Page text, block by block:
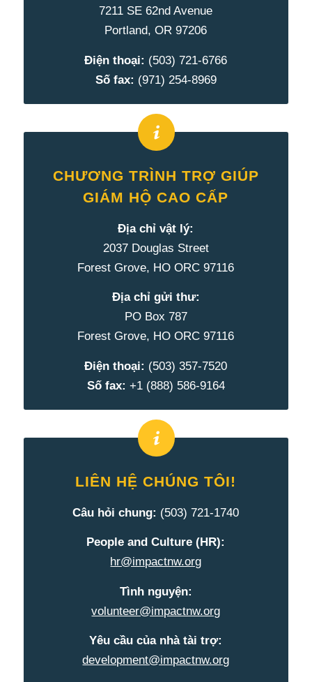
7211 SE 62nd Avenue
Portland, OR 97206
Điện thoại: (503) 721-6766
Số fax: (971) 254-8969
CHƯƠNG TRÌNH TRỢ GIÚP
GIÁM HỘ CAO CẤP
Địa chỉ vật lý:
2037 Douglas Street
Forest Grove, HO ORC 97116
Địa chỉ gửi thư:
PO Box 787
Forest Grove, HO ORC 97116
Điện thoại: (503) 357-7520
Số fax: +1 (888) 586-9164
LIÊN HỆ CHÚNG TÔI!
Câu hỏi chung: (503) 721-1740
People and Culture (HR):
hr@impactnw.org
Tình nguyện:
volunteer@impactnw.org
Yêu cầu của nhà tài trợ:
development@impactnw.org